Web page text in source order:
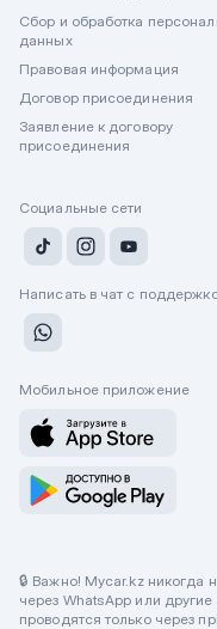
Сбор и обработка
данных
Правовая информация
Договор присоединения
Заявление к договору
присоединения
Социальные сети
Написать в чат с
Мобильное приложение
🔒 Важно! Mycar.kz никогда
через WhatsApp или
проводятся только через